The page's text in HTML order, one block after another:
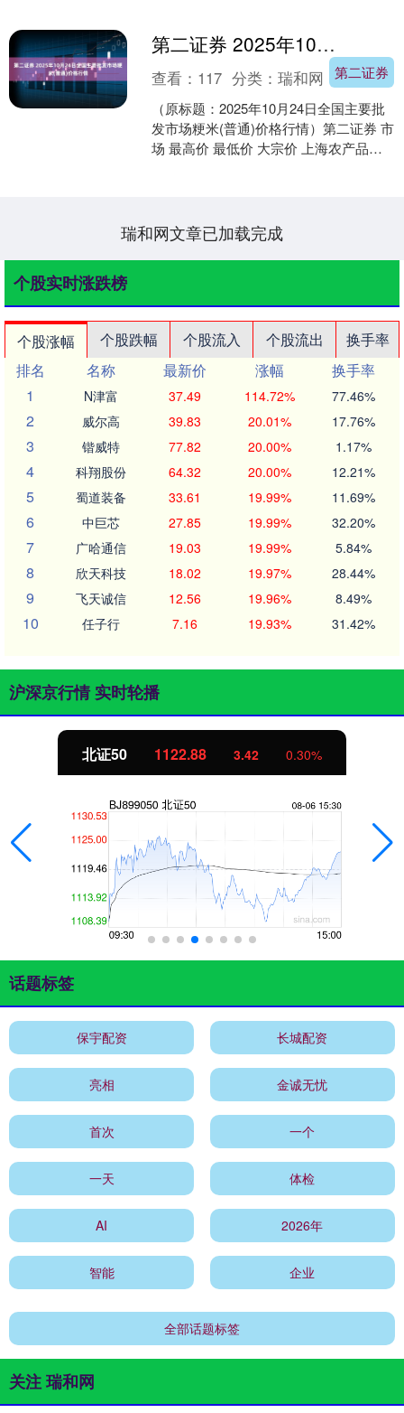
第二证券 2025年10月24日全国主要批发市场粳米(普通)价格行情
第二证券
查看： 117 分类：瑞和网
（原标题：2025年10月24日全国主要批
发市场粳米(普通)价格行情）第二证券 市
场 最高价 最低价 大宗价 上海农产品中
瑞和网文章已加载完成
个股实时涨跌榜
个股涨幅 个股跌幅 个股流入 个股流出
换手率
排名
名称 最新价 涨幅
换手率
1
N津富 37.49 114.72% 77.46%
2 威尔高 39.83 20.01% 17.76%
3 锴威特 77.82 20.00% 1.17%
4 科翔股份 64.32 20.00% 12.21%
5 蜀道装备 33.61 19.99% 11.69%
6 中巨芯 27.85 19.99% 32.20%
7 广哈通信 19.03 19.99% 5.84%
8 欣天科技 18.02 19.97% 28.44%
9 飞天诚信 12.56 19.96% 8.49%
10 任子行 7.16 19.93% 31.42%
沪深京行情 实时轮播
北证50 1122.88 3.42 0.30%
话题标签
保宇配资 长城配资
亮相 金诚无忧
首次 一个
一天 体检
AI 2026年
智能 企业
全部话题标签
关注 瑞和网